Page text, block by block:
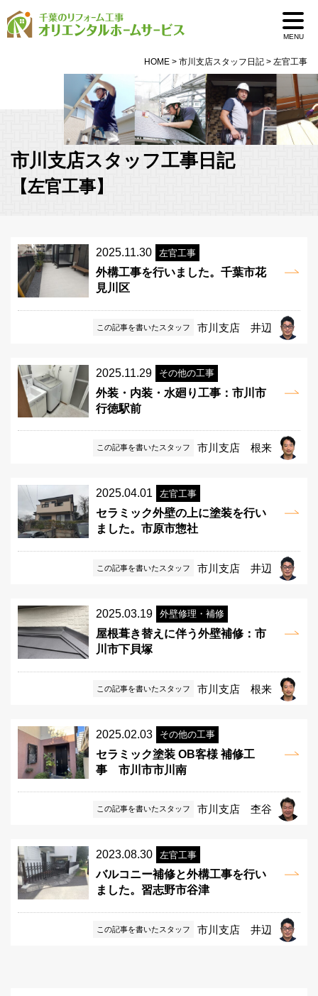
MENU
HOME > 市川支店スタッフ日記 > 左官工事
市川支店スタッフ工事日記
【左官工事】
2025.11.30 左官工事
外構工事を行いました。千葉市花
見川区
この記事を書いたスタッフ 市川支店 井辺
2025.11.29 その他の工事
外装・内装・水廻り工事：市川市
行徳駅前
この記事を書いたスタッフ 市川支店 根来
2025.04.01 左官工事
セラミック外壁の上に塗装を行い
ました。市原市惣社
この記事を書いたスタッフ 市川支店 井辺
2025.03.19 外壁修理・補修
屋根葺き替えに伴う外壁補修：市
川市下貝塚
この記事を書いたスタッフ 市川支店 根来
2025.02.03 その他の工事
セラミック塗装 OB客様 補修工
事 市川市市川南
この記事を書いたスタッフ 市川支店 杢谷
2023.08.30 左官工事
バルコニー補修と外構工事を行い
ました。習志野市谷津
この記事を書いたスタッフ 市川支店 井辺